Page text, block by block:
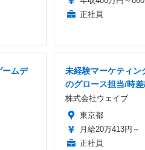
正社員
ームデ
未経験マーケティン
のグロース担当/時差
株式会社ウェイブ
東京都
月給20万413円～
正社員